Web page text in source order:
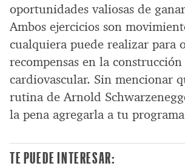
oportunidades valiosas de
Ambos ejercicios son
cualquiera puede realizar para
recompensas en la
cardiovascular. Sin mencionar
rutina de Arnold
la pena agregarla a tu
TE PUEDE INTERESAR: